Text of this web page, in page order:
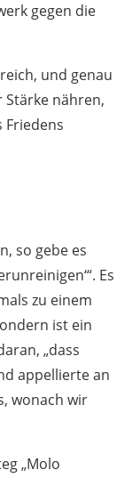
gegen die
und genau
nähren,
Friedens
so gebe es
Es
zu einem
ist ein
„dass
appellierte an
wonach wir
„Molo